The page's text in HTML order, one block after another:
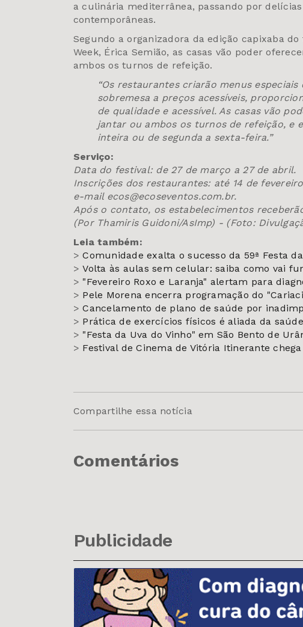
a culinária mediterrânea, passando por
contemporâneas.
Segundo a organizadora da edição capixaba
Week, Érica Semião, as casas vão poder
ambos os turnos de refeição.
“Os restaurantes criarão menus
sobremesa a preços acessíveis,
de qualidade e acessível. As casas vão
jantar ou ambos os turnos de refeição, e
inteira ou de segunda a sexta-feira.”
Serviço:
Data do festival: de 27 de março a 27 de abril.
Inscrições dos restaurantes: até 14 de
e-mail ecos@ecoseventos.com.br.
Após o contato, os estabelecimentos
(Por Thamiris Guidoni/AsImp) - (Foto:
Leia também:
>Comunidade exalta o sucesso da 59ª Festa
>Volta às aulas sem celular: saiba como vai
> "Fevereiro Roxo e Laranja" alertam para
> Pele Morena encerra programação do
>Cancelamento de plano de saúde por
> Prática de exercícios físicos é aliada da
> "Festa da Uva do Vinho" em São Bento de
> Festival de Cinema de Vitória Itinerante
Compartilhe essa notícia
Comentários
Publicidade